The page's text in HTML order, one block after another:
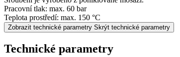
Pracovní tlak: max. 60 bar
Teplota prostředí: max. 150 °C
Zobrazit technické parametry Skrýt technické parametry
Technické parametry